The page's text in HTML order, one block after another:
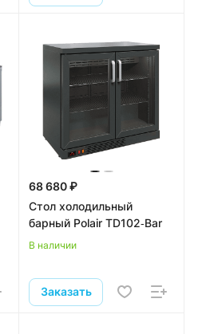
68 680 ₽
Стол холодильный
барный Polair TD102‑Bar
В наличии
Заказать